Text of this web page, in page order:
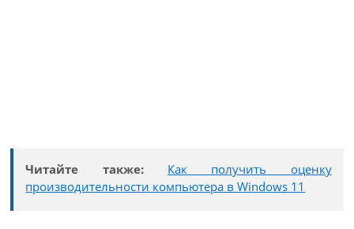
Читайте также:
Как получить оценку
производительности компьютера в Windows 11